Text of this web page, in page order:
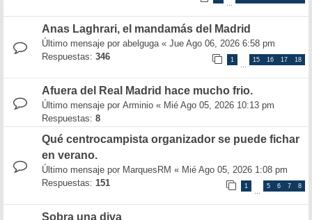
…
Anas Laghrari, el mandamás del Madrid
Último mensaje por abelguga« Jue Ago 06, 2026 6:58 pm
Respuestas: 346 1
…
15 16 17 18
Afuera del Real Madrid hace mucho frio.
Último mensaje por Arminio « Mié Ago 05, 2026 10:13 pm
Respuestas: 8
Qué centrocampista organizador se puede fichar
en verano.
Último mensaje por MarquesRM « Mié Ago 05, 2026 1:08 pm
Respuestas: 151 1
…
5 6 7 8
Sobra una diva